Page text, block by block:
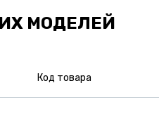
МОДЕЛЕЙ
Код товара